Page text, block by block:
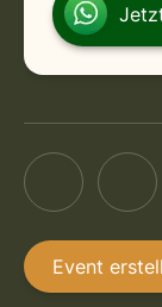
Event